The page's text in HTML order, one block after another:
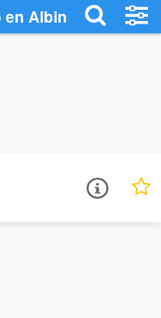
Albin - Escuchar